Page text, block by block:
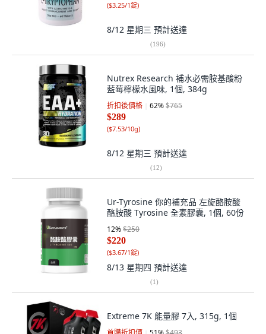
($3.25/1錠)
8/12 星期三 預計送達
(196)
Nutrex Research 補水必需胺基酸粉
藍莓檸檬水風味, 1個, 384g
折扣後價格 62%$765
$289
($7.53/10g)
8/12 星期三 預計送達
(12)
Ur-Tyrosine 你的補充品 左旋酪胺酸
酪胺酸 Tyrosine 全素膠囊, 1個, 60份
12%$250
$220
($3.67/1錠)
8/13 星期四 預計送達
(1)
Extreme 7K 能量膠 7入, 315g, 1個